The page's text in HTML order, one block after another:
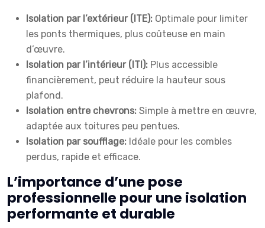
Isolation par l’extérieur (ITE): Optimale pour limiter
les ponts thermiques, plus coûteuse en main
d’œuvre.
Isolation par l’intérieur (ITI): Plus accessible
financièrement, peut réduire la hauteur sous
plafond.
Isolation entre chevrons: Simple à mettre en œuvre,
adaptée aux toitures peu pentues.
Isolation par soufflage: Idéale pour les combles
perdus, rapide et efficace.
L’importance d’une pose
professionnelle pour une isolation
performante et durable